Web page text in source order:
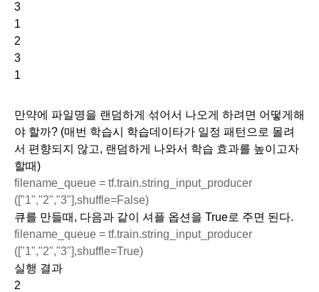
3
1
2
3
1
만약에 파일명을 랜덤하게 섞어서 나오게 하려면 어떻게해
야 할까? (매번 학습시 학습데이타가 일정 패턴으로 몰려
서 편향되지 않고, 랜덤하게 나와서 학습 효과를 높이고자
할때)
filename_queue = tf.train.string_input_producer
(["1","2","3"],shuffle=False)
큐를 만들때, 다음과 같이 셔플 옵션을 True로 주면 된다.
filename_queue = tf.train.string_input_producer
(["1","2","3"],shuffle=True)
실행 결과
2